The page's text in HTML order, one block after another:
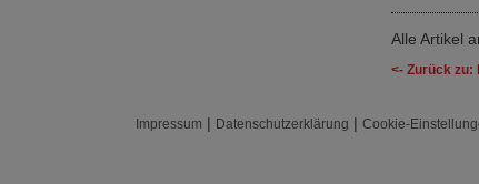
Alle Artikel
<- Zurück zu:
Impressum | Datenschutzerklärung | Cookie-